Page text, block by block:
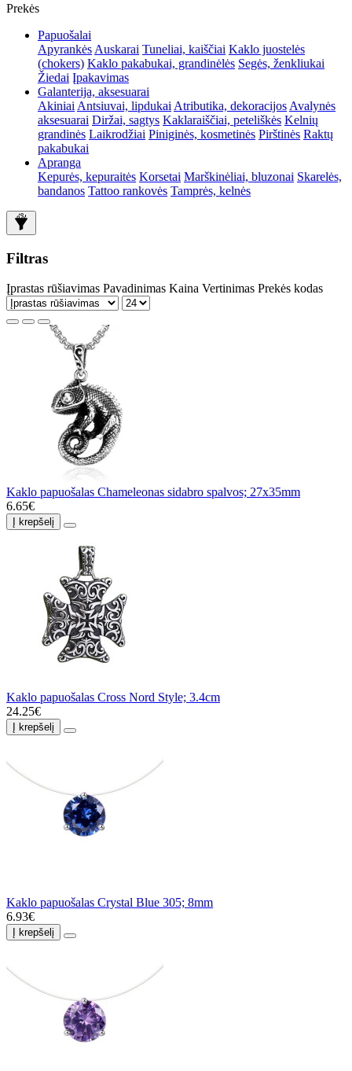
Prekės
Papuošalai
Apyrankės Auskarai Tuneliai, kaiščiai Kaklo juostelės
(chokers) Kaklo pakabukai, grandinėlės Segės, ženkliukai
Žiedai Įpakavimas
Galanterija, aksesuarai
Akiniai Antsiuvai, lipdukai Atributika, dekoracijos Avalynės
aksesuarai Diržai, sagtys Kaklaraiščiai, peteliškės Kelnių
grandinės Laikrodžiai Piniginės, kosmetinės Pirštinės Raktų
pakabukai
Apranga
Kepurės, kepuraitės Korsetai Marškinėliai, bluzonai Skarelės,
bandanos Tattoo rankovės Tamprės, kelnės
Filtras
Įprastas rūšiavimas Pavadinimas Kaina Vertinimas Prekės kodas
Kaklo papuošalas Chameleonas sidabro spalvos; 27x35mm
6.65€
Į krepšelį
Kaklo papuošalas Cross Nord Style; 3.4cm
24.25€
Į krepšelį
Kaklo papuošalas Crystal Blue 305; 8mm
6.93€
Į krepšelį